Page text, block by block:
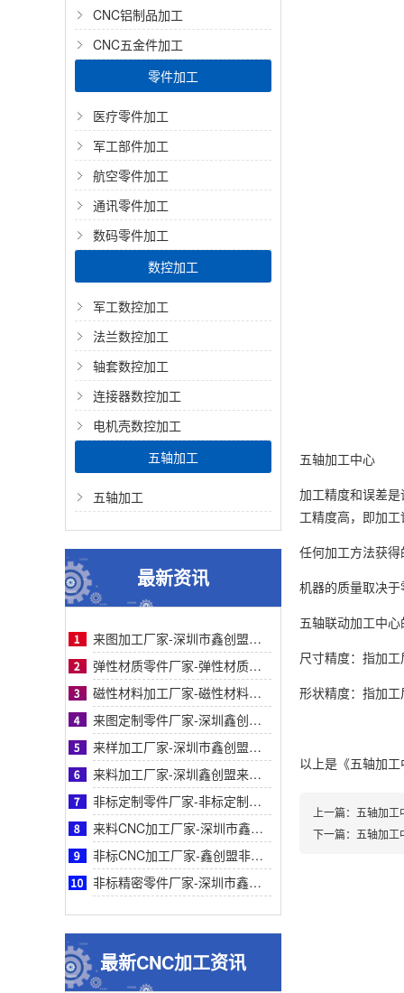
CNC铝制品加工
CNC五金件加工
零件加工
医疗零件加工
军工部件加工
航空零件加工
通讯零件加工
数码零件加工
数控加工
军工数控加工
法兰数控加工
轴套数控加工
连接器数控加工
电机壳数控加工
五轴加工
五轴加工
最新资讯
来图加工厂家-深圳市鑫创盟机电技术有限公司来图加工厂家专业定制服务精准高效值得信赖
弹性材质零件厂家-弹性材质零件采购参考：深圳鑫创盟工艺、服务与客户案例对比详解指南
磁性材料加工厂家-磁性材料加工厂家采购参考之深圳鑫创盟机电技术有限公司深度专业解析
来图定制零件厂家-深圳鑫创盟机电来图定制零件厂家采购参考与专业工艺优势深度全面解析
来样加工厂家-深圳市鑫创盟机电来样加工厂家：精准定制，解决非标零件采购难题参考
来料加工厂家-深圳鑫创盟来料加工厂家：专业化精密制造与一站式合作方案采购参考
非标定制零件厂家-非标定制零件厂家采购指南：鑫创盟机电技术有限公司全面深度专业分析
来料CNC加工厂家-深圳市鑫创盟来料CNC加工精度高速效率高品质稳定可靠专业厂家服务
非标CNC加工厂家-鑫创盟非标CNC加工：一站式专业高效精密定制解决复杂零件采购难题
非标精密零件厂家-深圳市鑫创盟机电技术有限公司非标精密零件采购指南—专业定制与高效
最新CNC加工资讯
五轴加工中心
加工精度和误差
工精度高，即加
任何加工方法获
机器的质量取决
五轴联动加工中
尺寸精度：指加
形状精度：指加
以上是 《五轴加
上一篇： 五轴加工
下一篇： 五轴加工